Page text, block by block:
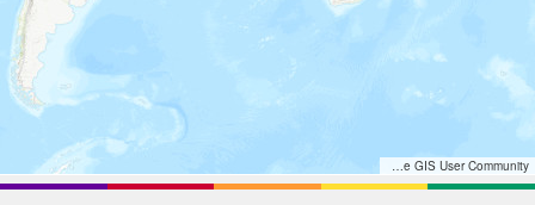
Tiles © Esri — Esri, DeLorme, NAVTEQ, TomTom, Intermap, iPC, USGS, FAO, NPS, NRCAN, GeoBase, Kadaster NL, Ordnance Survey, Esri Japan, METI, Esri China (Hong Kong), and the GIS User Community